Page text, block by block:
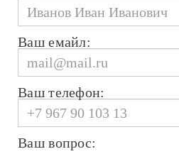
Ваш емайл:
Ваш телефон:
Ваш вопрос: